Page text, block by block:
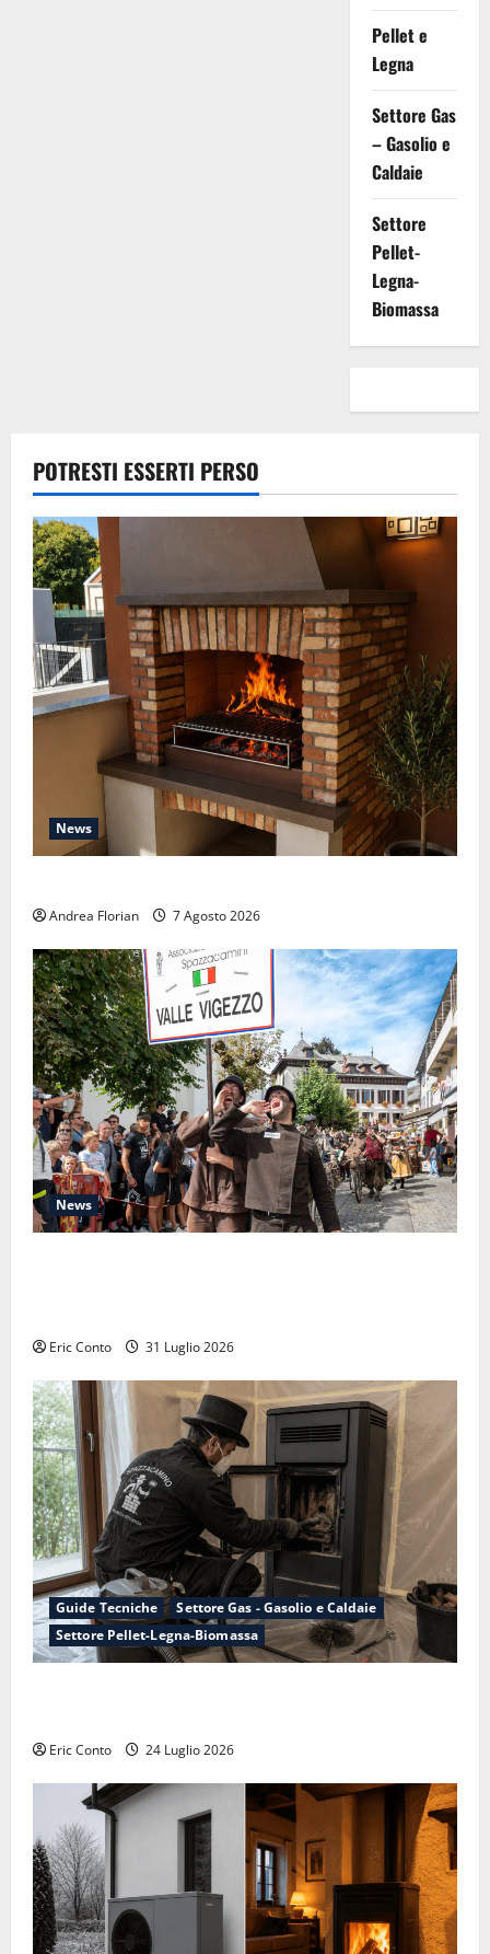
Pellet e
Legna
Settore Gas
– Gasolio e
Caldaie
Settore
Pellet-
Legna-
Biomassa
POTRESTI ESSERTI PERSO
News
Andrea Florian 7 Agosto 2026
News
Eric Conto 31 Luglio 2026
Guide Tecniche
Settore Gas - Gasolio e Caldaie
Settore Pellet-Legna-Biomassa
Eric Conto 24 Luglio 2026